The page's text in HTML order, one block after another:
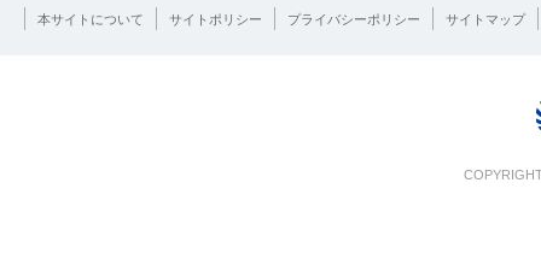
本サイトについて サイトポリシー プライバシーポリシー サイトマップ